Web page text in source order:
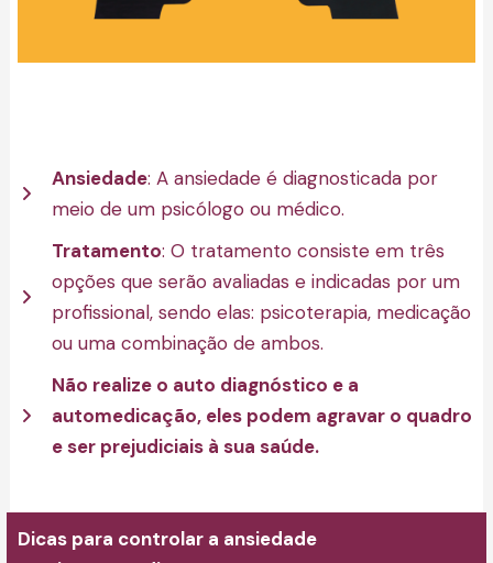
Ansiedade: A ansiedade é diagnosticada por
meio de um psicólogo ou médico.
Tratamento: O tratamento consiste em três
opções que serão avaliadas e indicadas por um
profissional, sendo elas: psicoterapia, medicação
ou uma combinação de ambos.
Não realize o auto diagnóstico e a
automedicação, eles podem agravar o quadro
e ser prejudiciais à sua saúde.
Dicas para controlar a ansiedade